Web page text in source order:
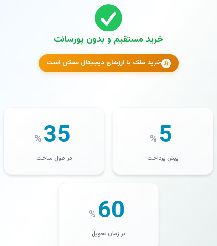
خرید مستقیم و بدون پورسانت
خرید ملک با ارزهای دیجیتال ممکن است
5
%
پیش پرداخت
35
%
در طول ساخت
60
%
در زمان تحویل